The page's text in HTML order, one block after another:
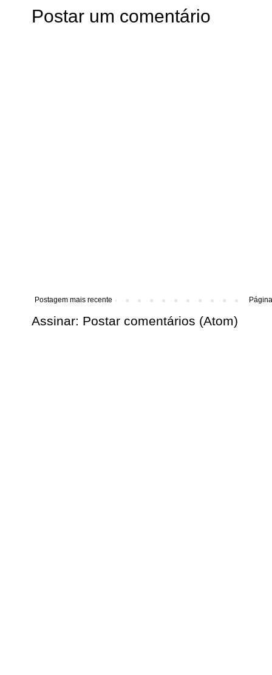
Postar um comentário
Postagem mais recente
Assinar: Postar comentários (Atom)